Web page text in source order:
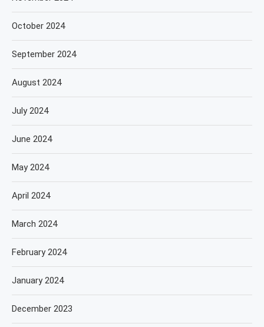
October 2024
September 2024
August 2024
July 2024
June 2024
May 2024
April 2024
March 2024
February 2024
January 2024
December 2023